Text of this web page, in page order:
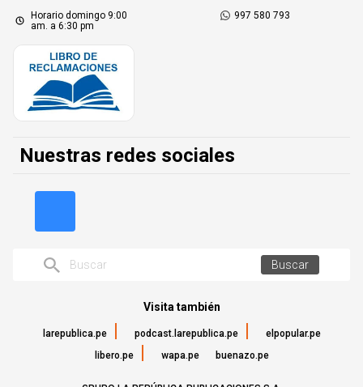
Horario domingo 9:00
am. a 6:30 pm
997 580 793
Nuestras redes sociales
Buscar
Visita también
larepublica.pe podcast.larepublica.pe
elpopular.pe
libero.pe
wapa.pe buenazo.pe